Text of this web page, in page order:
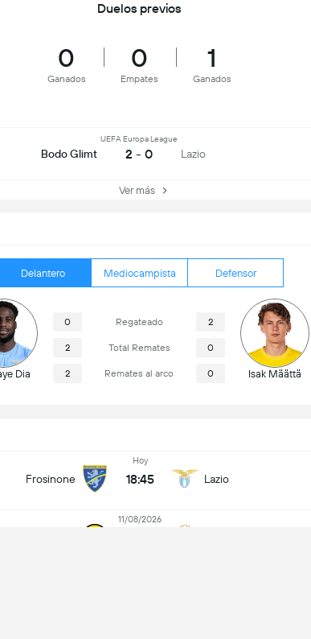
Frosinone
Hoy
18:45 Lazio
11/08/2026
Delantero Mediocampista Defensor
Dia
0 Regateado 2
2 Total Remates 0
2 Remates al arco 0 Isak Määttä
Duelos previos
0
Ganados
0
Empates
1
Ganados
Bodo Glimt
UEFA Europa League
2 - 0 Lazio
Ver más